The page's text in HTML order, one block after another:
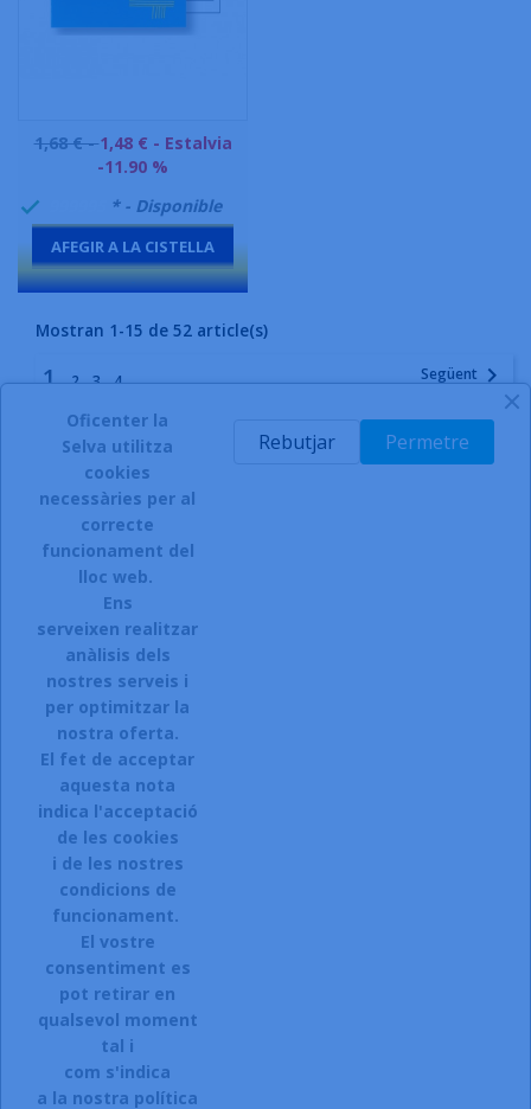
Preu
1,68 € -1,48 € - Estalvia
-11.90 %
 * - Disponible
AFEGIR A LA CISTELLA
-
Mostran 1-15 de 52 article(s)
1234 Següent
Torna a l'inici
INSCRIURE'S AL BUTLLETÍ
Accepto el termes, condicions de servei i la política de
privacitat d'aquest lloc web.
ARTICLES
LA NOSTRA COMPANYIA
CONTACTEU:
Sol.licitar accés a la web.
Registreu-vos:
Si esteu interessats en donar-vos
d\'alta a la nostra botiga,
Oficenter la
Selva utilitza
cookies
necessàries per al
correcte
funcionament del
lloc web.
Ens
serveixen realitzar
anàlisis dels
nostres serveis i
per optimitzar la
nostra oferta.
El fet de acceptar
aquesta nota
indica l'acceptació
de les cookies
i de les nostres
condicions de
funcionament.
El vostre
consentiment es
pot retirar en
qualsevol moment
tal i
com s'indica
a la nostra política
Permetre
Rebutjar